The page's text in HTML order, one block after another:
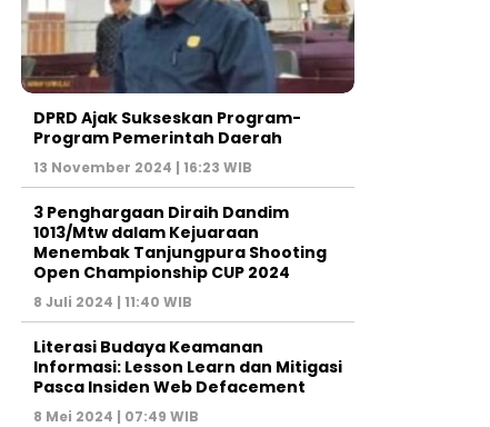
DPRD Ajak Sukseskan Program-
Program Pemerintah Daerah
13 November 2024 | 16:23 WIB
3 Penghargaan Diraih Dandim
1013/Mtw dalam Kejuaraan
Menembak Tanjungpura Shooting
Open Championship CUP 2024
8 Juli 2024 | 11:40 WIB
Literasi Budaya Keamanan
Informasi: Lesson Learn dan Mitigasi
Pasca Insiden Web Defacement
8 Mei 2024 | 07:49 WIB